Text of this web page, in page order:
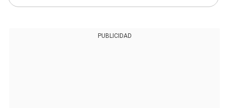
PUBLICIDAD